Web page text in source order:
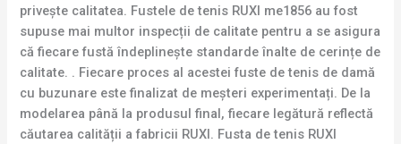
privește calitatea. Fustele de tenis RUXI me1856 au fost
supuse mai multor inspecții de calitate pentru a se asigura
că fiecare fustă îndeplinește standarde înalte de cerințe de
calitate. . Fiecare proces al acestei fuste de tenis de damă
cu buzunare este finalizat de meșteri experimentați. De la
modelarea până la produsul final, fiecare legătură reflectă
căutarea calității a fabricii RUXI. Fusta de tenis RUXI